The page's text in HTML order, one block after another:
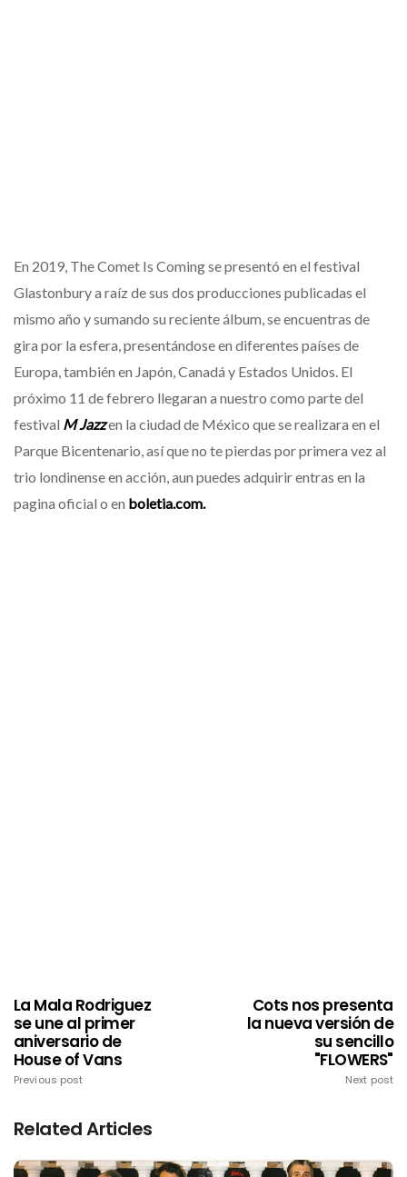
En 2019, The Comet Is Coming se presentó en el festival
Glastonbury a raíz de sus dos producciones publicadas el
mismo año y sumando su reciente álbum, se encuentras de
gira por la esfera, presentándose en diferentes países de
Europa, también en Japón, Canadá y Estados Unidos. El
próximo 11 de febrero llegaran a nuestro como parte del
festival M Jazzen la ciudad de México que se realizara en el
Parque Bicentenario, así que no te pierdas por primera vez al
trio londinense en acción, aun puedes adquirir entras en la
pagina oficial o en boletia.com.
La Mala Rodriguez
se une al primer
aniversario de
House of Vans
Previous post
Cots nos presenta
la nueva versión de
su sencillo
"FLOWERS"
Next post
Related Articles